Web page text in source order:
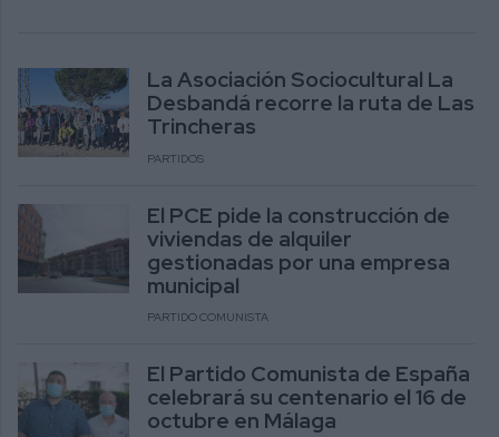
La Asociación Sociocultural La
Desbandá recorre la ruta de Las
Trincheras
PARTIDOS
El PCE pide la construcción de
viviendas de alquiler
gestionadas por una empresa
municipal
PARTIDO COMUNISTA
El Partido Comunista de España
celebrará su centenario el 16 de
octubre en Málaga